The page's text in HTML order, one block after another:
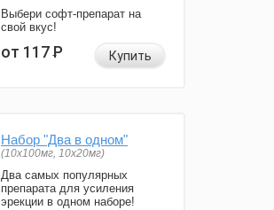
Выбери софт-препарат на
свой вкус!
от 117Р Купить
Набор "Два в одном"
(10x100мг, 10x20мг)
Два самых популярных
препарата для усиления
эрекции в одном наборе!